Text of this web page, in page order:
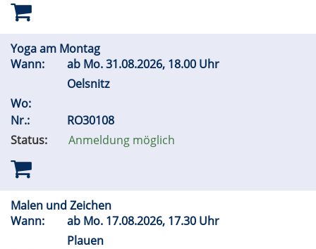
Yoga am Montag
Wann:
ab Mo.31.08.2026, 18.00 Uhr
Oelsnitz
Wo:
Nr.:
RO30108
Status:
Anmeldung möglich
Malen und Zeichen
Wann:
ab Mo. 17.08.2026, 17.30 Uhr
Plauen